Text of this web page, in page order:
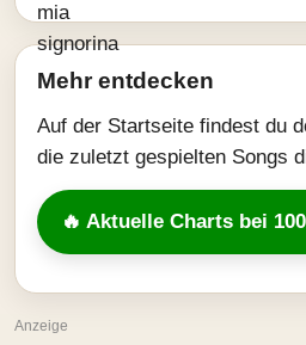
Mehr entdecken
Auf der Startseite findest du
die zuletzt gespielten Songs
🔥 Aktuelle Charts bei
Anzeige